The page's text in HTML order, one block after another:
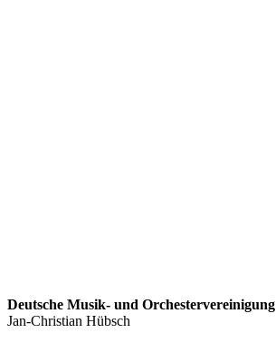
Deutsche Musik- und Orchestervereinigung
Jan-Christian Hübsch